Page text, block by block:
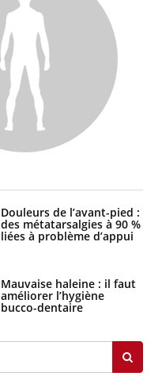
Douleurs de l’avant-pied :
des métatarsalgies à 90 %
liées à problème d’appui
Mauvaise haleine : il faut
améliorer l’hygiène
bucco-dentaire